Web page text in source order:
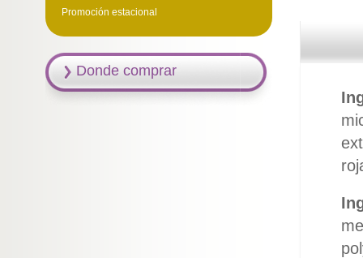
Promoción estacional
Donde comprar